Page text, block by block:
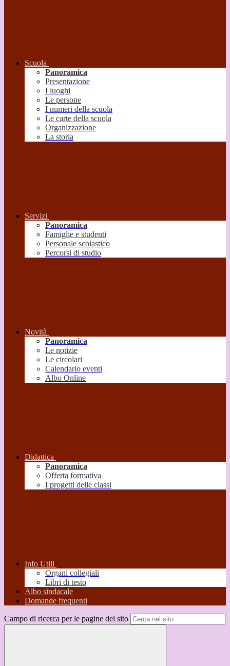
Scuola
Panoramica
Presentazione
I luoghi
Le persone
I numeri della scuola
Le carte della scuola
Organizzazione
La storia
Servizi
Panoramica
Famiglie e studenti
Personale scolastico
Percorsi di studio
Novità
Panoramica
Le notizie
Le circolari
Calendario eventi
Albo Online
Didattica
Panoramica
Offerta formativa
I progetti delle classi
Info Utili
Organi collegiali
Libri di testo
Albo sindacale
Domande frequenti
Campo di ricerca per le pagine del sito